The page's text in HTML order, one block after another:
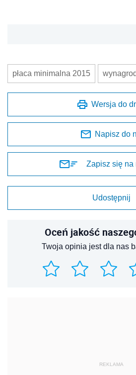
płaca minimalna 2015
Wersja do
Napisz do
Zapisz się na
Udostępnij
Oceń jakość
Twoja opinia jest dla nas
REKLAMA